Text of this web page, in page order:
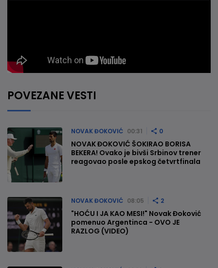
POVEZANE VESTI
NOVAK ĐOKOVIĆ 00:31 0
NOVAK ĐOKOVIĆ ŠOKIRAO BORISA
BEKERA! Ovako je bivši Srbinov trener
reagovao posle epskog četvrtfinala
NOVAK ĐOKOVIĆ 08:05 2
"HOĆU I JA KAO MESI!" Novak Đoković
pomenuo Argentinca - OVO JE
RAZLOG (VIDEO)